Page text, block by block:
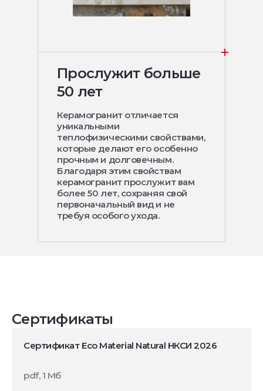
Прослужит больше
50 лет
Керамогранит отличается
уникальными
теплофизическими свойствами,
которые делают его особенно
прочным и долговечным.
Благодаря этим свойствам
керамогранит прослужит вам
более 50 лет, сохраняя свой
первоначальный вид и не
требуя особого ухода.
Сертификаты
Сертификат Eco Material Natural НКСИ 2026
pdf, 1 Мб